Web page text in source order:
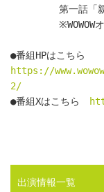
第一話「親子の
※WOWOWオン
●番組HPはこちら
https://
2/
●番組Xはこちら
出演情報一覧